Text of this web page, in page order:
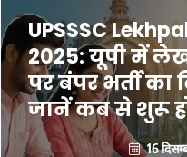
UPSSSC
2025: यूपी में
पर बंपर भर्ती का
जानें कब से शुरू
16